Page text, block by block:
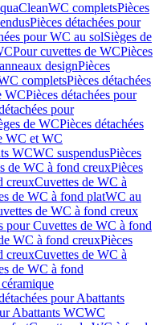
WC completsPièces
Pièces détachées pour
pour WC au solSièges de
Pour cuvettes de WCPièces
designPièces
completsPièces détachées
WCPièces détachées pour
pour
de WCPièces détachées
WC et WC
WCWC suspendusPièces
de WC à fond creuxPièces
creuxCuvettes de WC à
de WC à fond platWC au
de WC à fond creux
pour Cuvettes de WC à fond
WC à fond creuxPièces
creuxCuvettes de WC à
de WC à fond
pour Abattants
Abattants WCWC